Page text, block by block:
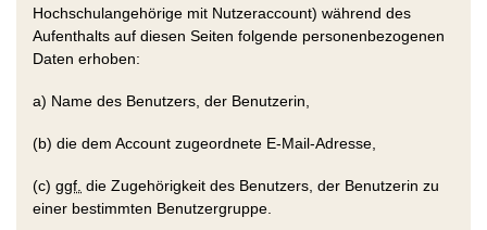
Hochschulangehörige mit Nutzeraccount) während des
Aufenthalts auf diesen Seiten folgende personenbezogenen
Daten erhoben:
a) Name des Benutzers, der Benutzerin,
(b) die dem Account zugeordnete E-Mail-Adresse,
(c) ggf. die Zugehörigkeit des Benutzers, der Benutzerin zu
einer bestimmten Benutzergruppe.